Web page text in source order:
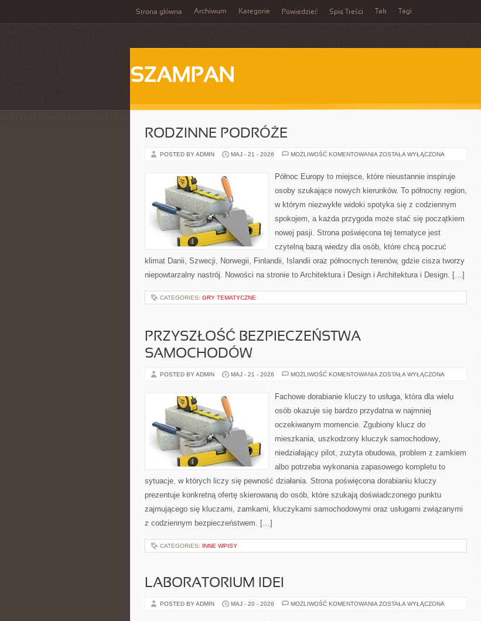
Strona główna Archiwum Kategorie Powiedzieć Spis Treści Tak Tagi
SZAMPAN
RODZINNE PODRÓŻE
POSTED BY ADMIN MAJ - 21 - 2026 MOŻLIWOŚĆ KOMENTOWANIA RODZINNE
ZOSTAŁA WYŁĄCZONA
Północ Europy to miejsce, które nieustannie inspiruje
osoby szukające nowych kierunków. To północny region,
w którym niezwykłe widoki spotyka się z codziennym
spokojem, a każda przygoda może stać się początkiem
nowej pasji. Strona poświęcona tej tematyce jest
czytelną bazą wiedzy dla osób, które chcą poczuć
klimat Danii, Szwecji, Norwegii, Finlandii, Islandii oraz północnych terenów, gdzie cisza tworzy
niepowtarzalny nastrój. Nowości na stronie to Architektura i Design i Architektura i Design. […]
CATEGORIES: GRY TEMATYCZNE
PRZYSZŁOŚĆ BEZPIECZEŃSTWA
SAMOCHODÓW
POSTED BY ADMIN MAJ - 21 - 2026 MOŻLIWOŚĆ KOMENTOWANIA PRZYSZŁOŚĆ
ZOSTAŁA WYŁĄCZONA
Fachowe dorabianie kluczy to usługa, która dla wielu
osób okazuje się bardzo przydatna w najmniej
oczekiwanym momencie. Zgubiony klucz do
mieszkania, uszkodzony kluczyk samochodowy,
niedziałający pilot, zużyta obudowa, problem z zamkiem
albo potrzeba wykonania zapasowego kompletu to
sytuacje, w których liczy się pewność działania. Strona poświęcona dorabianiu kluczy
prezentuje konkretną ofertę skierowaną do osób, które szukają doświadczonego punktu
zajmującego się kluczami, zamkami, kluczykami samochodowymi oraz usługami związanymi
z codziennym bezpieczeństwem. […]
CATEGORIES: INNE WPISY
LABORATORIUM IDEI
POSTED BY ADMIN MAJ - 20 - 2026 MOŻLIWOŚĆ KOMENTOWANIA LABORATORIUM
ZOSTAŁA WYŁĄCZONA